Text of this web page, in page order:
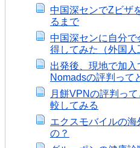
中国深センでZビザ
るまで
中国深センに自分
得してみた（外国人
出発後、現地で加
Nomadsの評判って
月餅VPNの評判っ
較してみる
エクスモバイルの
の？